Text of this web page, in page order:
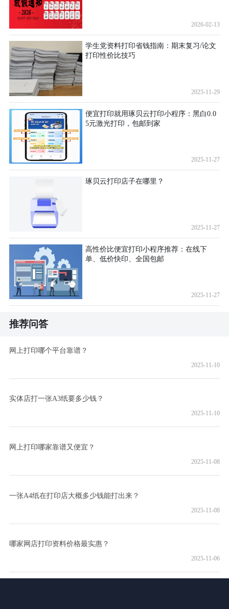
2026-02-13
学生党资料打印省钱指南：期末复习/论文
打印性价比技巧
2025-11-29
便宜打印就用琢贝云打印小程序：黑白0.0
5元激光打印，包邮到家
2025-11-27
琢贝云打印店子在哪里？
2025-11-27
高性价比便宜打印小程序推荐：在线下
单、低价快印、全国包邮
2025-11-27
推荐问答
网上打印哪个平台靠谱？
2025-11-10
实体店打一张A3纸要多少钱？
2025-11-10
网上打印哪家靠谱又便宜？
2025-11-08
一张A4纸在打印店大概多少钱能打出来？
2025-11-08
哪家网店打印资料价格最实惠？
2025-11-06